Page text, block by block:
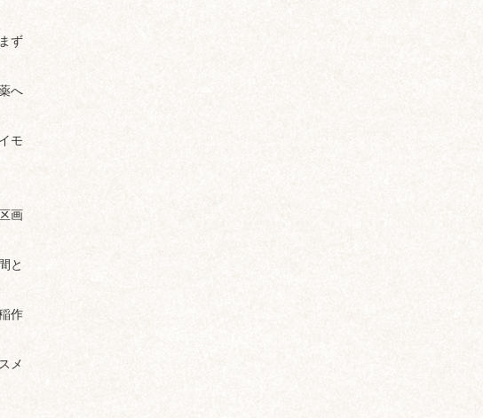
ず
へ
モ
画
と
作
メ